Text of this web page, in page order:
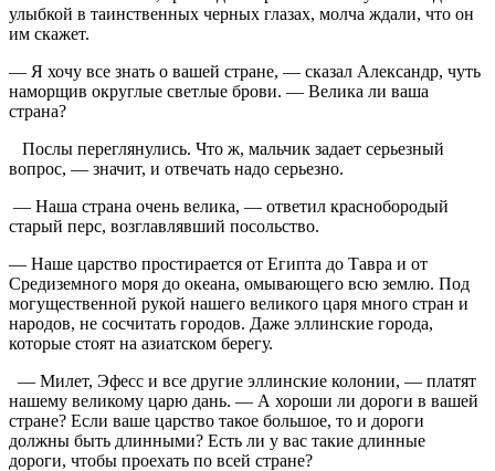
улыбкой в таинственных черных глазах, молча ждали, что он
им скажет.
— Я хочу все знать о вашей стране, — сказал Александр, чуть
наморщив округлые светлые брови. — Велика ли ваша
страна?
Послы переглянулись. Что ж, мальчик задает серьезный
вопрос, — значит, и отвечать надо серьезно.
— Наша страна очень велика, — ответил краснобородый
старый перс, возглавлявший посольство.
— Наше царство простирается от Египта до Тавра и от
Средиземного моря до океана, омывающего всю землю. Под
могущественной рукой нашего великого царя много стран и
народов, не сосчитать городов. Даже эллинские города,
которые стоят на азиатском берегу.
— Милет, Эфесс и все другие эллинские колонии, — платят
нашему великому царю дань. — А хороши ли дороги в вашей
стране? Если ваше царство такое большое, то и дороги
должны быть длинными? Есть ли у вас такие длинные
дороги, чтобы проехать по всей стране?